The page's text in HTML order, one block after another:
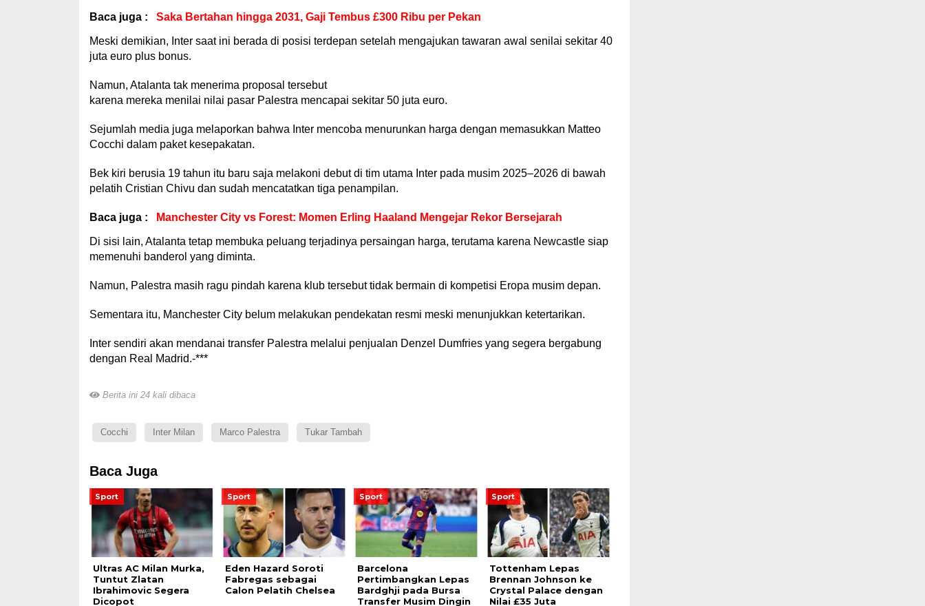
Baca juga : Saka Bertahan hingga 2031, Gaji Tembus £300 Ribu per Pekan
Meski demikian, Inter saat ini berada di posisi terdepan setelah mengajukan tawaran awal senilai sekitar 40
juta euro plus bonus.
Namun, Atalanta tak menerima proposal tersebut
karena mereka menilai nilai pasar Palestra mencapai sekitar 50 juta euro.
Sejumlah media juga melaporkan bahwa Inter mencoba menurunkan harga dengan memasukkan Matteo
Cocchi dalam paket kesepakatan.
Bek kiri berusia 19 tahun itu baru saja melakoni debut di tim utama Inter pada musim 2025–2026 di bawah
pelatih Cristian Chivu dan sudah mencatatkan tiga penampilan.
Baca juga : Manchester City vs Forest: Momen Erling Haaland Mengejar Rekor Bersejarah
Di sisi lain, Atalanta tetap membuka peluang terjadinya persaingan harga, terutama karena Newcastle siap
memenuhi banderol yang diminta.
Namun, Palestra masih ragu pindah karena klub tersebut tidak bermain di kompetisi Eropa musim depan.
Sementara itu, Manchester City belum melakukan pendekatan resmi meski menunjukkan ketertarikan.
Inter sendiri akan mendanai transfer Palestra melalui penjualan Denzel Dumfries yang segera bergabung
dengan Real Madrid.-***
Berita ini 24 kali dibaca
Cocchi Inter Milan Marco Palestra Tukar Tambah
Baca Juga
Sport
Ultras AC Milan Murka,
Tuntut Zlatan
Ibrahimovic Segera
Dicopot
Sport
Eden Hazard Soroti
Fabregas sebagai
Calon Pelatih Chelsea
Sport
Barcelona
Pertimbangkan Lepas
Bardghji pada Bursa
Transfer Musim Dingin
Sport
Tottenham Lepas
Brennan Johnson ke
Crystal Palace dengan
Nilai £35 Juta